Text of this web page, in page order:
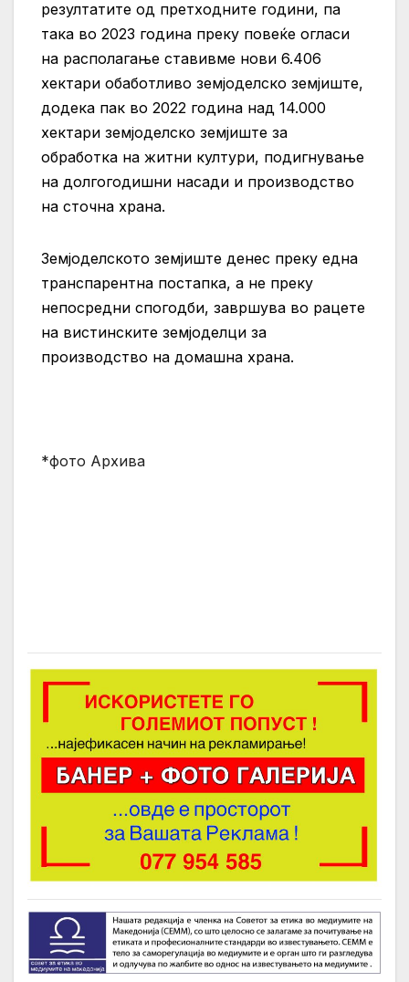
резултатите од претходните години, па
така во 2023 година преку повеќе огласи
на располагање ставивме нови 6.406
хектари обаботливо земјоделско земјиште,
додека пак во 2022 година над 14.000
хектари земјоделско земјиште за
обработка на житни култури, подигнување
на долгогодишни насади и производство
на сточна храна.
Земјоделското земјиште денес преку една
транспарентна постапка, а не преку
непосредни спогодби, завршува во рацете
на вистинските земјоделци за
производство на домашна храна.
*фото Архива